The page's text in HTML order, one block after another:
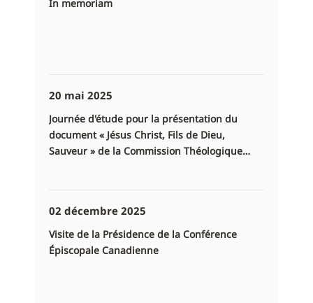
In memoriam
20 mai 2025
Journée d'étude pour la présentation du
document « Jésus Christ, Fils de Dieu,
Sauveur » de la Commission Théologique
02 décembre 2025
Visite de la Présidence de la Conférence
Épiscopale Canadienne